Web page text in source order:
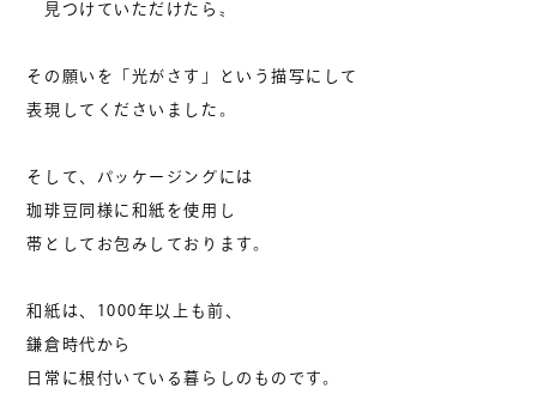
見つけていただけたら〟
その願いを「光がさす」という描写にして
表現してくださいました。
そして、パッケージングには
珈琲豆同様に和紙を使用し
帯としてお包みしております。
和紙は、1000年以上も前、
鎌倉時代から
日常に根付いている暮らしのものです。